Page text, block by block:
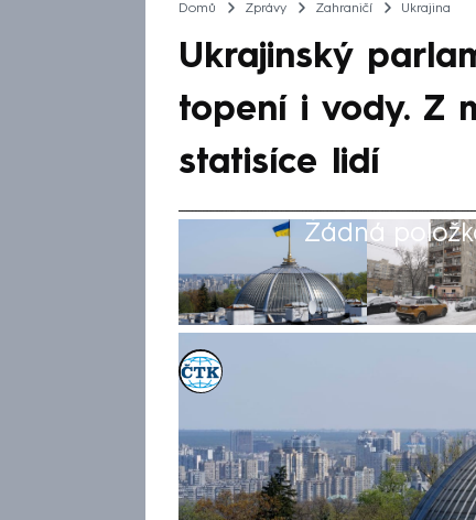
Domů Zprávy Zahraničí Ukrajina
Ukrajinský
topení i vody. Z
statisíce lidí
Žádná
ČTK
20. led 2026, 18:52
Sídlo ukrajinského
dodávek elektřiny, tepla i
předseda parlamentu